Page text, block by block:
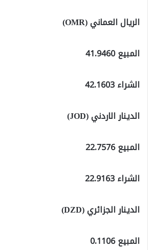
الريال العماني (OMR)
المبيع 41.9460
الشراء 42.1603
الدينار الاردني (JOD)
المبيع 22.7576
الشراء 22.9163
الدينار الجزائري (DZD)
المبيع 0.1106